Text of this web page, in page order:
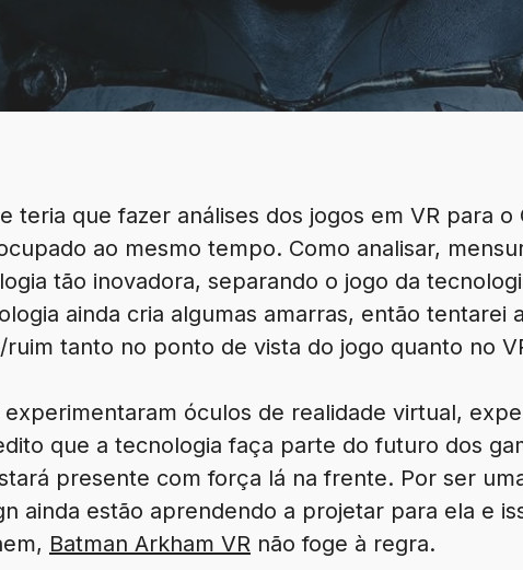
teria que fazer análises dos jogos em VR para o
ao mesmo tempo. Como analisar,
tão inovadora, separando o jogo da
ainda cria algumas amarras, então tentarei
tanto no ponto de vista do jogo quanto no
óculos de realidade virtual,
que a tecnologia faça parte do futuro dos
presente com força lá na frente. Por ser
ainda estão aprendendo a projetar para ela e
Batman Arkham VR não foge à regra.